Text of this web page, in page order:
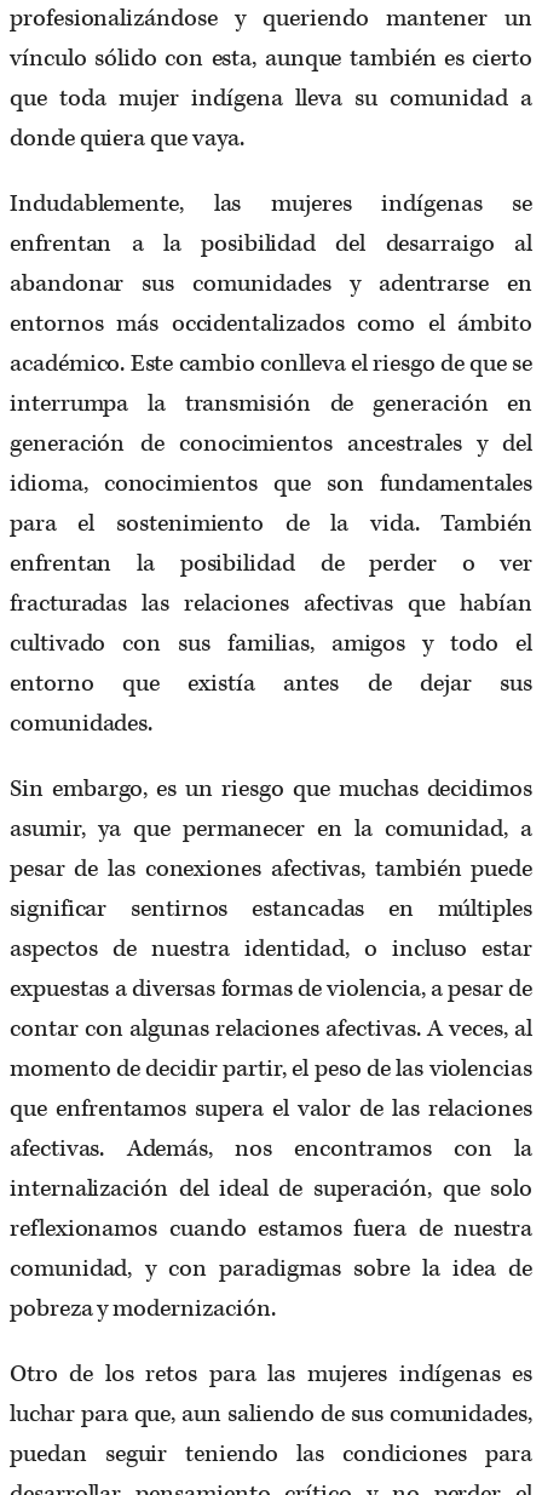
profesionalizándose y queriendo mantener un
vínculo sólido con esta, aunque también es cierto
que toda mujer indígena lleva su comunidad a
donde quiera que vaya.
Indudablemente, las mujeres indígenas se
enfrentan a la posibilidad del desarraigo al
abandonar sus comunidades y adentrarse en
entornos más occidentalizados como el ámbito
académico. Este cambio conlleva el riesgo de que se
interrumpa la transmisión de generación en
generación de conocimientos ancestrales y del
idioma, conocimientos que son fundamentales
para el sostenimiento de la vida. También
enfrentan la posibilidad de perder o ver
fracturadas las relaciones afectivas que habían
cultivado con sus familias, amigos y todo el
entorno que existía antes de dejar sus
comunidades.
Sin embargo, es un riesgo que muchas decidimos
asumir, ya que permanecer en la comunidad, a
pesar de las conexiones afectivas, también puede
significar sentirnos estancadas en múltiples
aspectos de nuestra identidad, o incluso estar
expuestas a diversas formas de violencia, a pesar de
contar con algunas relaciones afectivas. A veces, al
momento de decidir partir, el peso de las violencias
que enfrentamos supera el valor de las relaciones
afectivas. Además, nos encontramos con la
internalización del ideal de superación, que solo
reflexionamos cuando estamos fuera de nuestra
comunidad, y con paradigmas sobre la idea de
pobreza y modernización.
Otro de los retos para las mujeres indígenas es
luchar para que, aun saliendo de sus comunidades,
puedan seguir teniendo las condiciones para